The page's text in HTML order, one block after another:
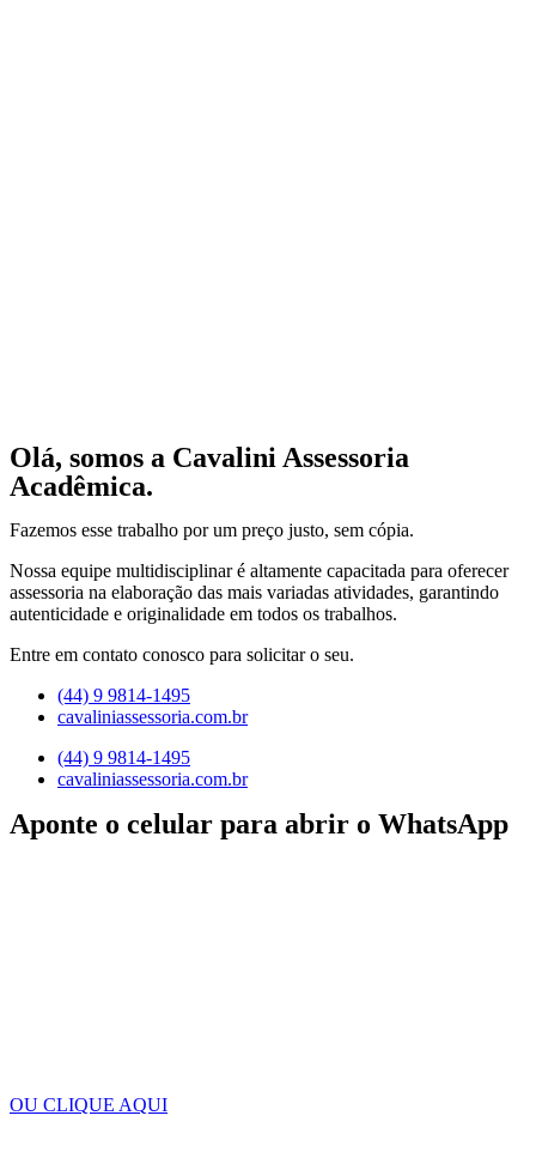
Olá, somos a Cavalini Assessoria
Acadêmica.
Fazemos esse trabalho por um preço justo, sem cópia.
Nossa equipe multidisciplinar é altamente capacitada para oferecer
assessoria na elaboração das mais variadas atividades, garantindo
autenticidade e originalidade em todos os trabalhos.
Entre em contato conosco para solicitar o seu.
(44) 9 9814-1495
cavaliniassessoria.com.br
(44) 9 9814-1495
cavaliniassessoria.com.br
Aponte o celular para abrir o WhatsApp
OU CLIQUE AQUI